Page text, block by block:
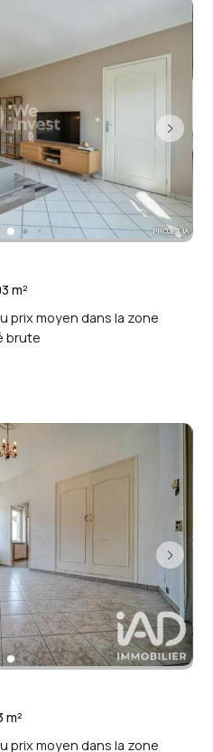
m²
prix moyen dans la zone
brute
m²
prix moyen dans la zone